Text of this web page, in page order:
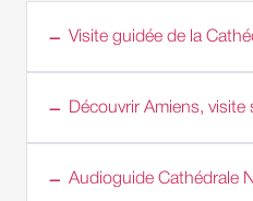
Visite guidée de la
Découvrir Amiens, visite
Audioguide Cathédrale